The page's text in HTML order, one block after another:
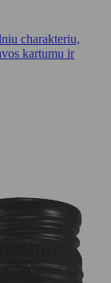
charakteriu,
kartumu ir